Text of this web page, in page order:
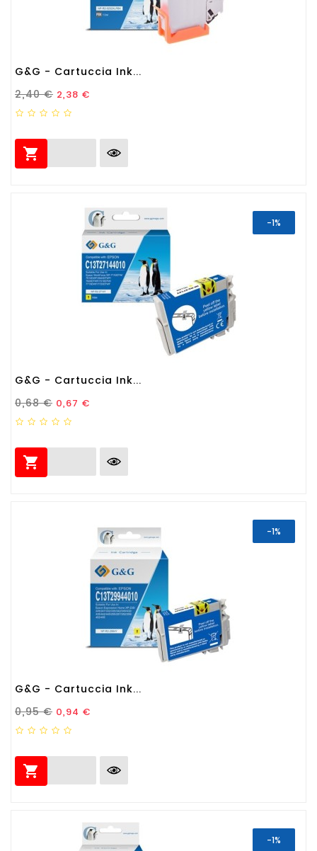
G&G - Cartuccia Ink...
Prezzo Standard
2,40 € Prezzo
2,38 €

-1%
G&G - Cartuccia Ink...
Prezzo Standard
0,68 € Prezzo
0,67 €

-1%
G&G - Cartuccia Ink...
Prezzo Standard
0,95 € Prezzo
0,94 €

-1%